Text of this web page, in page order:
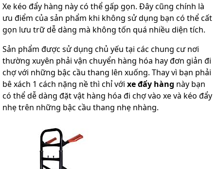
Xe kéo đẩy hàng này có thể gấp gọn. Đây cũng chính là
ưu điểm của sản phẩm khi không sử dụng bạn có thể cất
gọn lưu trữ dễ dàng mà không tốn quá nhiều diện tích.
Sản phẩm được sử dụng chủ yếu tại các chung cư nơi
thường xuyên phải vận chuyển hàng hóa hay đơn giản đi
chợ với những bậc cầu thang lên xuống. Thay vì bạn phải
bê xách 1 cách nặng nề thì chỉ với xe đẩy hàng này bạn
có thể dễ dàng đặt vật hàng hóa đi chợ vào xe và kéo đẩy
nhẹ trên những bậc cầu thang nhẹ nhàng.